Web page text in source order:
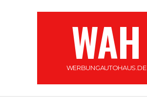
WAH
WERBUNGAUTOHAUS.DE